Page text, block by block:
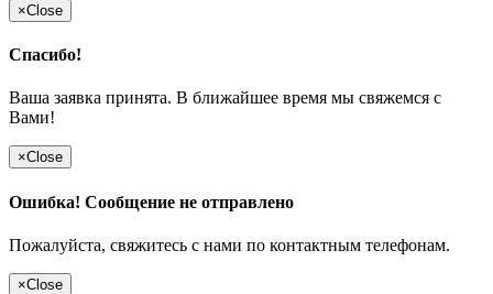
×Close
Спасибо!
Ваша заявка принята. В ближайшее время мы свяжемся с
Вами!
×Close
Ошибка! Сообщение не отправлено
Пожалуйста, свяжитесь с нами по контактным телефонам.
×Close